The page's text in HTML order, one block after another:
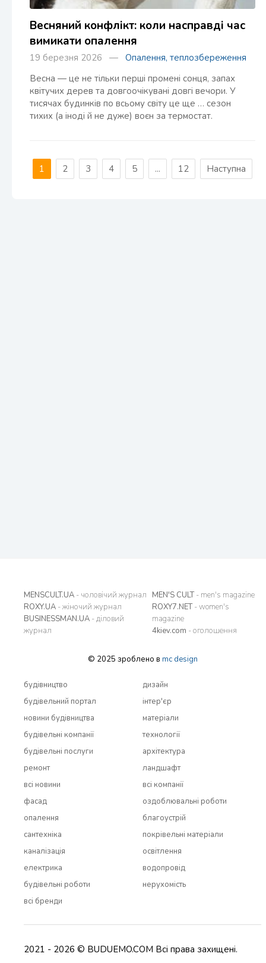
Весняний конфлікт: коли насправді час
вимикати опалення
19 березня 2026 — Опалення, теплозбереження
Весна — це не тільки перші промені сонця, запах
квітучих дерев та довгоочікувані довгі вечори. У
тисячах будинків по всьому світу це ще … сезон
тихих (а іноді й не дуже) воєн за термостат.
1 2 3 4 5 ... 12 Наступна
MENSCULT.UA - чоловічий журнал
ROXY.UA - жіночий журнал
BUSINESSMAN.UA - діловий
журнал
MEN'S CULT- men's magazine
ROXY7.NET- women's
magazine
4kiev.com - оголошення
© 2025 зроблено в mc design
будівництво
будівельний портал
новини будівництва
будівельні компанії
будівельні послуги
ремонт
всi новини
дизайн
інтер'єр
матеріали
технології
архітектура
ландшафт
всi компанії
фасад
опалення
сантехніка
каналізація
електрика
будівельні роботи
всi бренди
оздоблювальні роботи
благоустрій
покрівельні матеріали
освітлення
водопровід
нерухомість
2021 - 2026 © BUDUEMO.COM Всі права захищені.